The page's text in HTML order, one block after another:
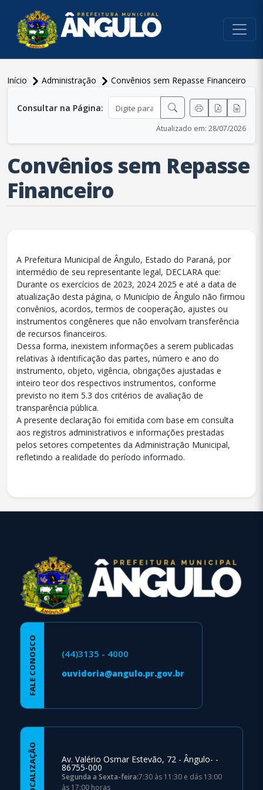
Início Administração
Convênios sem Repasse Financeiro
Consultar na Página:
Atualizado em: 28/07/2026
Convênios sem Repasse
Financeiro
A Prefeitura Municipal de Ângulo, Estado do Paraná, por
intermédio de seu representante legal, DECLARA que:
Durante os exercícios de 2023, 2024 2025 e até a data de
atualização desta página, o Município de Ângulo não firmou
convênios, acordos, termos de cooperação, ajustes ou
instrumentos congêneres que não envolvam transferência
de recursos financeiros.
Dessa forma, inexistem informações a serem publicadas
relativas à identificação das partes, número e ano do
instrumento, objeto, vigência, obrigações ajustadas e
inteiro teor dos respectivos instrumentos, conforme
previsto no item 5.3 dos critérios de avaliação de
transparência pública.
A presente declaração foi emitida com base em consulta
aos registros administrativos e informações prestadas
pelos setores competentes da Administração Municipal,
refletindo a realidade do período informado.
FALE CONOSCO (44)3135 - 4000
ouvidoria@angulo.pr.gov.br
LOCALIZAÇÃO Av. Valério Osmar Estevão, 72 - Ângulo- -
86755-000
Segunda a Sexta-feira:7:30 às 11:30 e dás 13:00
às 17:00 horas